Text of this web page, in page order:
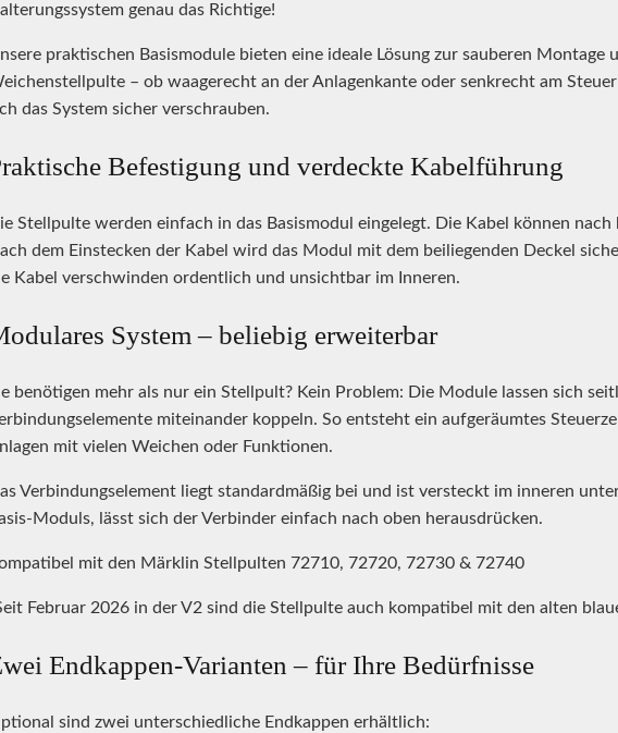
genau das Richtige!
praktischen Basismodule bieten eine ideale Lösung zur sauberen
– ob waagerecht an der Anlagenkante oder senkrecht am
das System sicher verschrauben.
Befestigung und verdeckte Kabelführung
Stellpulte werden einfach in das Basismodul eingelegt. Die Kabel können
dem Einstecken der Kabel wird das Modul mit dem beiliegenden Deckel
Kabel verschwinden ordentlich und unsichtbar im Inneren.
System – beliebig erweiterbar
benötigen mehr als nur ein Stellpult? Kein Problem: Die Module lassen sich
miteinander koppeln. So entsteht ein aufgeräumtes
mit vielen Weichen oder Funktionen.
Verbindungselement liegt standardmäßig bei und ist versteckt im inneren
Moduls, lässt sich der Verbinder einfach nach oben herausdrücken.
mit den Märklin Stellpulten 72710, 72720, 72730 & 72740
Februar 2026 in der V2 sind die Stellpulte auch kompatibel mit den alten
Endkappen-Varianten – für Ihre Bedürfnisse
sind zwei unterschiedliche Endkappen erhältlich: